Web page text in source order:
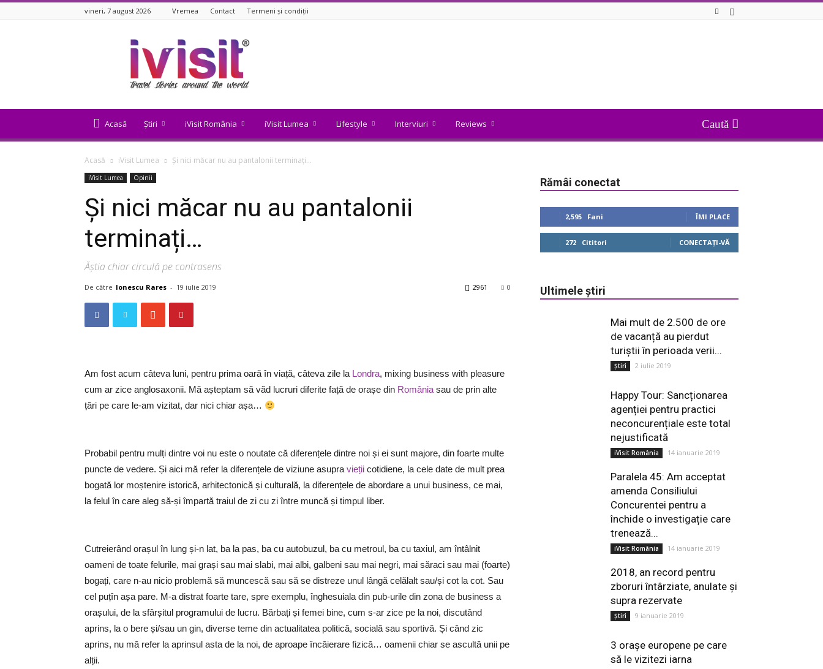
vineri, 7 august 2026 Vremea Contact Termeni și condiții
iVisit.ro
Acasă Știri iVisit România iVisit Lumea Lifestyle Interviuri Reviews
Acasă iVisit Lumea Și nici măcar nu au pantalonii terminați…
iVisit Lumea Opinii
Și nici măcar nu au pantalonii
terminați…
Ăștia chiar circulă pe contrasens
De către Ionescu Rares - 19 iulie 2019 0
2961
Am fost acum câteva luni, pentru prima oară în viață, câteva zile la Londra, mixing business with pleasure
cum ar zice anglosaxonii. Mă așteptam să văd lucruri diferite față de orașe din România sau de prin alte
țări pe care le-am vizitat, dar nici chiar așa…
Probabil pentru mulți dintre voi nu este o noutate că diferențele dintre noi și ei sunt majore, din foarte multe
puncte de vedere. Și aici mă refer la diferențele de viziune asupra vieții cotidiene, la cele date de mult prea
bogată lor moștenire istorică, arhitectonică și culturală, la diferențele de abordare a unui business, ce mai,
la felul în care aleg să-și împartă traiul de zi cu zi între muncă și timpul liber.
Cutreierând orașul în lung și-n lat, ba la pas, ba cu autobuzul, ba cu metroul, ba cu taxiul, am întâlnit
oameni de toate felurile, mai grași sau mai slabi, mai albi, galbeni sau mai negri, mai săraci sau mai (foarte)
bogați, care n-au nicio problemă să muncescă sau să se distreze unul lângă celălalt sau/și cot la cot. Sau
cel puțîn așa pare. M-a distrat foarte tare, spre exemplu, înghesuiala din pub-urile din zona de business a
orașului, de la sfârșitul programului de lucru. Bărbați și femei bine, cum s-ar zice pe la noi, discutând
aprins, la o bere și/sau un gin, diverse teme din actualitatea politică, socială sau sportivă. Și când zic
aprins, nu mă refer la aprinsul asta de la noi, de aproape încăierare fizică… oamenii chiar se ascultă unii pe
alții.
Rămâi conectat
2,595 Fani ÎMI PLACE
272 Cititori CONECTAȚI-VĂ
Ultimele știri
Mai mult de 2.500 de ore
de vacanță au pierdut
turiștii în perioada verii...
Știri 2 iulie 2019
Happy Tour: Sancționarea
agenției pentru practici
neconcurențiale este total
nejustificată
iVisit România 14 ianuarie 2019
Paralela 45: Am acceptat
amenda Consiliului
Concurentei pentru a
închide o investigație care
trenează...
iVisit România 14 ianuarie 2019
2018, an record pentru
zboruri întârziate, anulate și
supra rezervate
Știri 9 ianuarie 2019
3 orașe europene pe care
să le vizitezi iarna